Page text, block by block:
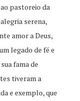
ao pastoreio da
serena,
amor a Deus,
legado de fé e
fama de
tiveram a
e exemplo, que